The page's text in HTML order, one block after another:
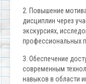
2. Повышение
дисциплин через
экскурсиях,
профессиональных
3. Обеспечение
современным
навыков в области